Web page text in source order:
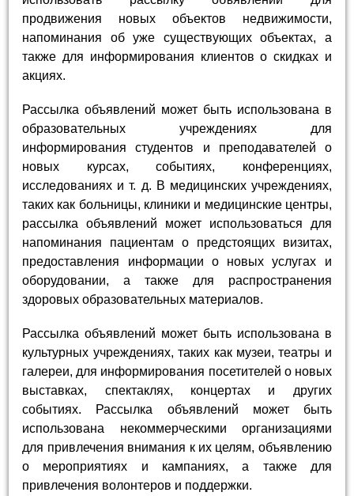
продвижения новых объектов недвижимости,
напоминания об уже существующих объектах, а
также для информирования клиентов о скидках и
акциях.
Рассылка объявлений может быть использована в
образовательных учреждениях для
информирования студентов и преподавателей о
новых курсах, событиях, конференциях,
исследованиях и т. д. В медицинских учреждениях,
таких как больницы, клиники и медицинские центры,
рассылка объявлений может использоваться для
напоминания пациентам о предстоящих визитах,
предоставления информации о новых услугах и
оборудовании, а также для распространения
здоровых образовательных материалов.
Рассылка объявлений может быть использована в
культурных учреждениях, таких как музеи, театры и
галереи, для информирования посетителей о новых
выставках, спектаклях, концертах и других
событиях. Рассылка объявлений может быть
использована некоммерческими организациями
для привлечения внимания к их целям, объявлению
о мероприятиях и кампаниях, а также для
привлечения волонтеров и поддержки.